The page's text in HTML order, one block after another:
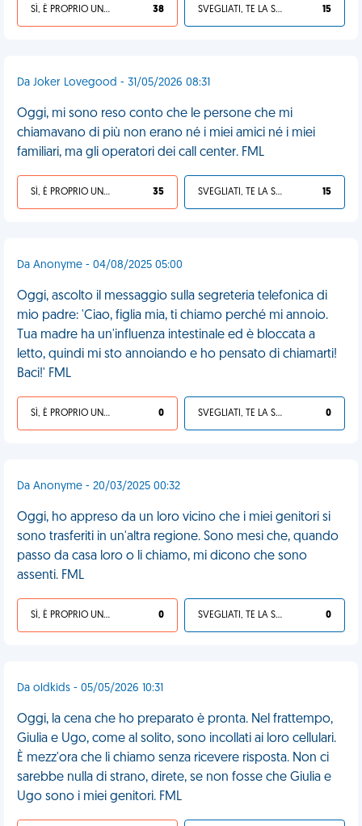
SÌ, È PROPRIO UNA VDM! 38 SVEGLIATI, TE LA SEI CERCATA! 15
Da Joker Lovegood - 31/05/2026 08:31
Oggi, mi sono reso conto che le persone che mi
chiamavano di più non erano né i miei amici né i miei
familiari, ma gli operatori dei call center. FML
SÌ, È PROPRIO UNA VDM! 35 SVEGLIATI, TE LA SEI CERCATA! 15
Da Anonyme - 04/08/2025 05:00
Oggi, ascolto il messaggio sulla segreteria telefonica di
mio padre: 'Ciao, figlia mia, ti chiamo perché mi annoio.
Tua madre ha un'influenza intestinale ed è bloccata a
letto, quindi mi sto annoiando e ho pensato di chiamarti!
Baci!' FML
SÌ, È PROPRIO UNA VDM! 0 SVEGLIATI, TE LA SEI CERCATA! 0
Da Anonyme - 20/03/2025 00:32
Oggi, ho appreso da un loro vicino che i miei genitori si
sono trasferiti in un'altra regione. Sono mesi che, quando
passo da casa loro o li chiamo, mi dicono che sono
assenti. FML
SÌ, È PROPRIO UNA VDM! 0 SVEGLIATI, TE LA SEI CERCATA! 0
Da oldkids - 05/05/2026 10:31
Oggi, la cena che ho preparato è pronta. Nel frattempo,
Giulia e Ugo, come al solito, sono incollati ai loro cellulari.
È mezz'ora che li chiamo senza ricevere risposta. Non ci
sarebbe nulla di strano, direte, se non fosse che Giulia e
Ugo sono i miei genitori. FML